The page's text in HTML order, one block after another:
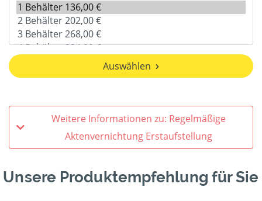
Auswählen
Weitere Informationen zu: Regelmäßige
Aktenvernichtung Erstaufstellung
Unsere Produktempfehlung für Sie